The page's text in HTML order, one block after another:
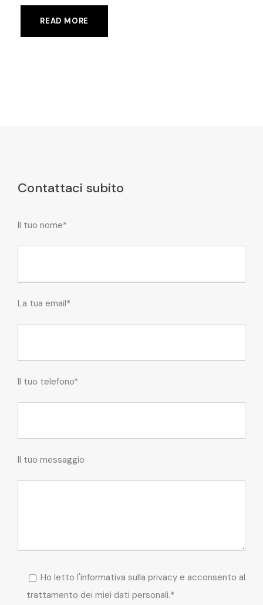
READ MORE
Contattaci subito
Il tuo nome*
La tua email*
Il tuo telefono*
Il tuo messaggio
Ho letto l'informativa sulla privacy e acconsento al
trattamento dei miei dati personali.*